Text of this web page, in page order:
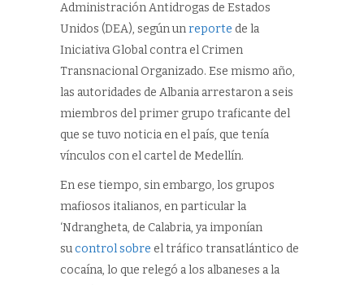
Administración Antidrogas de Estados
Unidos (DEA), según unreporte de la
Iniciativa Global contra el Crimen
Transnacional Organizado. Ese mismo año,
las autoridades de Albania arrestaron a seis
miembros del primer grupo traficante del
que se tuvo noticia en el país, que tenía
vínculos con el cartel de Medellín.
En ese tiempo, sin embargo, los grupos
mafiosos italianos, en particular la
‘Ndrangheta, de Calabria, ya imponían
sucontrol sobre el tráfico transatlántico de
cocaína, lo que relegó a los albaneses a la